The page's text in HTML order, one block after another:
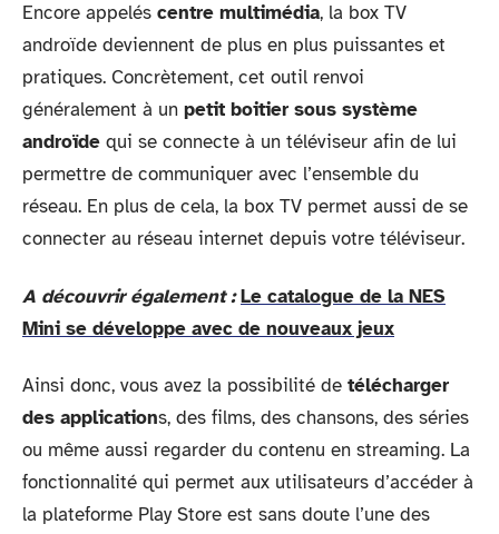
Encore appelés centre multimédia, la box TV
androïde deviennent de plus en plus puissantes et
pratiques. Concrètement, cet outil renvoi
généralement à un petit boitier sous système
androïde qui se connecte à un téléviseur afin de lui
permettre de communiquer avec l’ensemble du
réseau. En plus de cela, la box TV permet aussi de se
connecter au réseau internet depuis votre téléviseur.
A découvrir également : Le catalogue de la NES
Mini se développe avec de nouveaux jeux
Ainsi donc, vous avez la possibilité de télécharger
des applications, des films, des chansons, des séries
ou même aussi regarder du contenu en streaming. La
fonctionnalité qui permet aux utilisateurs d’accéder à
la plateforme Play Store est sans doute l’une des